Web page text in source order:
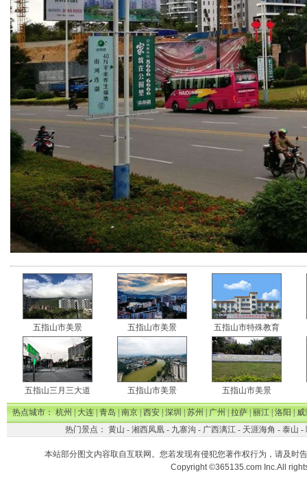
五指山市美景 五指山市美景 五指山市特殊教育
五指山三月三大道 五指山市美景 五指山市美景
热点城市：杭州|大连|青岛|南京|西安|深圳|苏州|广州|拉萨|丽江|洛阳|威
热门景点： 黄山 - 湘西凤凰- 九寨沟 - 广西漓江- 天涯海角 - 泰山 -
本站部分图文内容取自互联网。您若发现有侵犯您著作权行为，请及时
Copyright ©365135.com Inc.All